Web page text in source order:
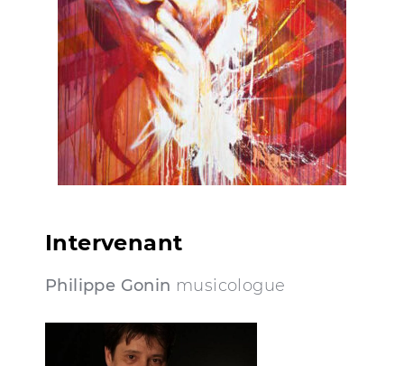
Intervenant
Philippe Gonin musicologue